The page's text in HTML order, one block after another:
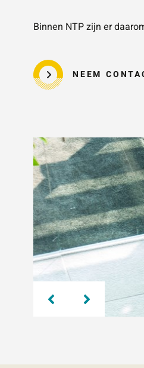
Binnen NTP zijn er
NEEM